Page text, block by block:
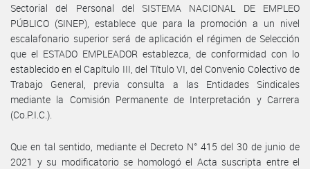
Sectorial del Personal del SISTEMA NACIONAL DE EMPLEO
PÚBLICO (SINEP), establece que para la promoción a un nivel
escalafonario superior será de aplicación el régimen de Selección
que el ESTADO EMPLEADOR establezca, de conformidad con lo
establecido en el Capítulo III, del Título VI, del Convenio Colectivo de
Trabajo General, previa consulta a las Entidades Sindicales
mediante la Comisión Permanente de Interpretación y Carrera
(Co.P.I.C.).
Que en tal sentido, mediante el Decreto N° 415 del 30 de junio de
2021 y su modificatorio se homologó el Acta suscripta entre el